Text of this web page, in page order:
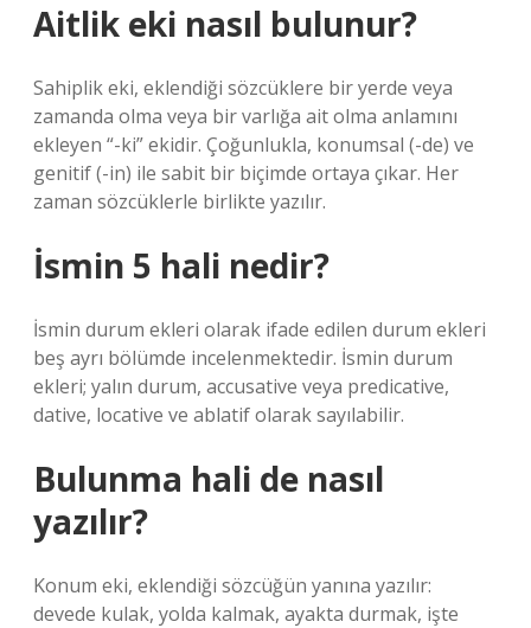
Aitlik eki nasıl bulunur?
Sahiplik eki, eklendiği sözcüklere bir yerde veya
zamanda olma veya bir varlığa ait olma anlamını
ekleyen “-ki” ekidir. Çoğunlukla, konumsal (-de) ve
genitif (-in) ile sabit bir biçimde ortaya çıkar. Her
zaman sözcüklerle birlikte yazılır.
İsmin 5 hali nedir?
İsmin durum ekleri olarak ifade edilen durum ekleri
beş ayrı bölümde incelenmektedir. İsmin durum
ekleri; yalın durum, accusative veya predicative,
dative, locative ve ablatif olarak sayılabilir.
Bulunma hali de nasıl
yazılır?
Konum eki, eklendiği sözcüğün yanına yazılır:
devede kulak, yolda kalmak, ayakta durmak, işte